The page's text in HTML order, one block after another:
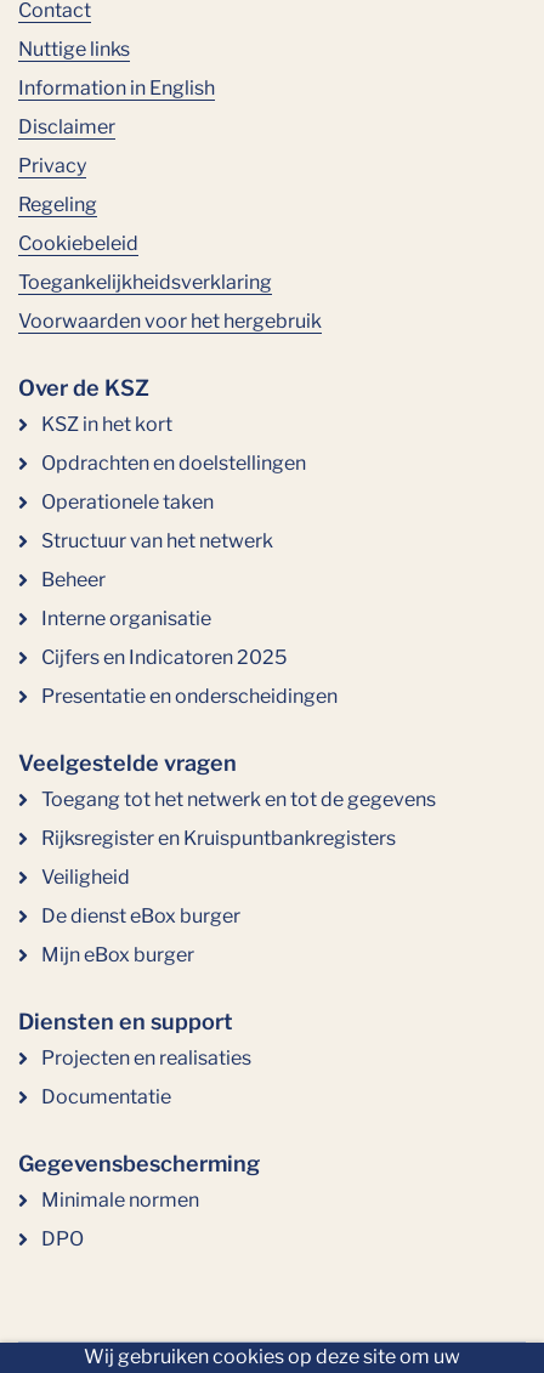
Wij gebruiken cookies op deze site om uw
Contact
Nuttige links
Information in English
Disclaimer
Privacy
Regeling
Cookiebeleid
Toegankelijkheidsverklaring
Voorwaarden voor het hergebruik
Over de KSZ
KSZ in het kort
Opdrachten en doelstellingen
Operationele taken
Structuur van het netwerk
Beheer
Interne organisatie
Cijfers en Indicatoren 2025
Presentatie en onderscheidingen
Veelgestelde vragen
Toegang tot het netwerk en tot de gegevens
Rijksregister en Kruispuntbankregisters
Veiligheid
De dienst eBox burger
Mijn eBox burger
Diensten en support
Projecten en realisaties
Documentatie
Gegevensbescherming
Minimale normen
DPO